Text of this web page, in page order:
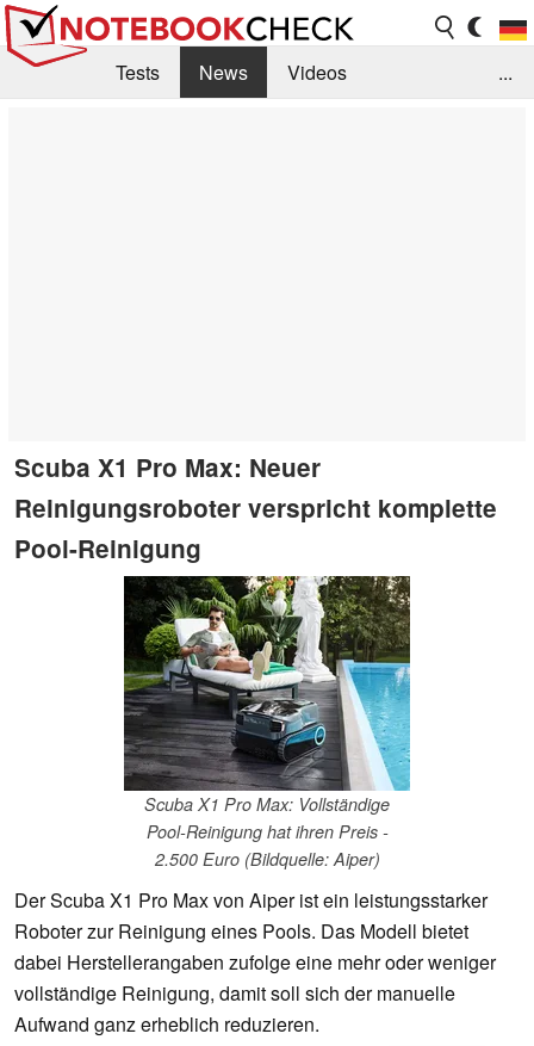
Tests News
Videos
...
Scuba X1 Pro Max: Neuer
Reinigungsroboter verspricht komplette
Pool-Reinigung
Scuba X1 Pro Max: Vollständige
Pool-Reinigung hat ihren Preis -
2.500 Euro (Bildquelle: Aiper)
Der Scuba X1 Pro Max von Aiper ist ein leistungsstarker
Roboter zur Reinigung eines Pools. Das Modell bietet
dabei Herstellerangaben zufolge eine mehr oder weniger
vollständige Reinigung, damit soll sich der manuelle
Aufwand ganz erheblich reduzieren.